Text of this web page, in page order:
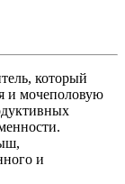
который
и мочеполовую
и